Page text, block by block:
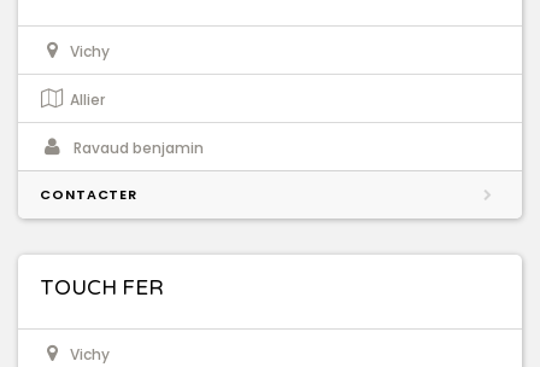
Vichy
Allier
Ravaud benjamin
CONTACTER
TOUCH FER
Vichy